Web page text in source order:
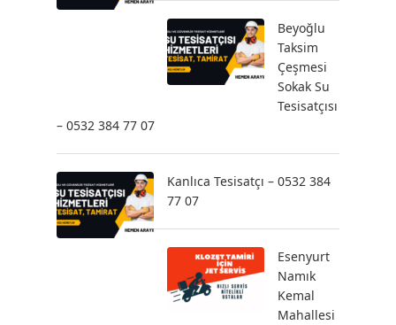
Beyoğlu
Taksim
Çeşmesi
Sokak Su
Tesisatçısı
– 0532 384 77 07
Kanlıca Tesisatçı – 0532 384
77 07
Esenyurt
Namık
Kemal
Mahallesi